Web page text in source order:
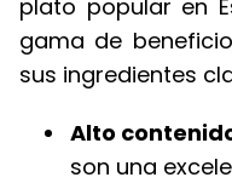
plato popular en
gama de
sus ingredientes
Alto
son una